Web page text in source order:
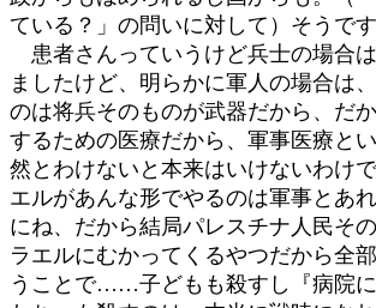
ている？」の問いに対して）そうです
患者さんっていうけど兵士の場合
ましたけど、明らかに軍人の場合は
のは将兵そのものが武器だから、だ
するための医療だから、軍事医療と
然とわけないと本来はいけないわけ
エルがあんな形でやるのは軍事とあ
にね、だから結局パレスチナ人民そ
ラエルにむかってくるやつだから全
うことで……子どもも殺すし『病院